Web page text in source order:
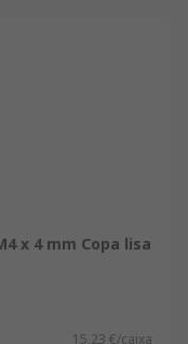
x 4 mm Copa lisa
15,23 €/caixa